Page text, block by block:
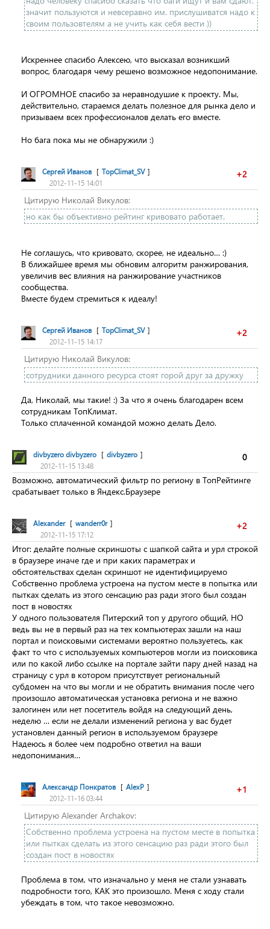
значит пользуются и невсеравно им. прислушиватся надо к
своим пользовтелям а не учить как себя вести ))
Искреннее спасибо Алексею, что высказал возникший
вопрос, благодаря чему решено возможное недопонимание.
И ОГРОМНОЕ спасибо за неравнодушие к проекту. Мы,
действительно, стараемся делать полезное для рынка дело и
призываем всех профессионалов делать его вместе.
Но бага пока мы не обнаружили :)
+2
Сергей Иванов [ TopClimat_SV ]
2012-11-15 14:01
Цитирую Николай Викулов:
но как бы объективно рейтинг кривовато работает.
Не соглашусь, что кривовато, скорее, не идеально… :)
В ближайшее время мы обновим алгоритм ранжирования,
увеличив вес влияния на ранжирование участников
сообщества.
Вместе будем стремиться к идеалу!
+2
Сергей Иванов [ TopClimat_SV ]
2012-11-15 14:17
Цитирую Николай Викулов:
сотрудники данного ресурса стоят горой друг за дружку
Да, Николай, мы такие! :) За что я очень благодарен всем
сотрудникам ТопКлимат.
Только сплаченной командой можно делать Дело.
0
divbyzero divbyzero [ divbyzero ]
2012-11-15 13:48
Возможно, автоматический фильтр по региону в ТопРейтинге
срабатывает только в Яндекс.Браузере
+2
Alexander [ wanderr0r ]
2012-11-15 17:12
Итог: делайте полные скриншоты с шапкой сайта и урл строкой
в браузере иначе где и при каких параметрах и
обстоятельствах сделан скриншот не идентифицируемо
Собственно проблема устроена на пустом месте в попытка или
пытках сделать из этого сенсацию раз ради этого был создан
пост в новостях
У одного пользователя Питерский топ у другого общий, НО
ведь вы не в первый раз на тех компьютерах зашли на наш
портал и поисковыми системами вероятно пользуетесь, как
факт то что с используемых компьютеров могли из поисковика
или по какой либо ссылке на портале зайти пару дней назад на
страницу с урл в котором присутствует региональный
субдомен на что вы могли и не обратить внимания после чего
произошло автоматическая установка региона и не важно
залогинен или нет посетитель войдя на следующий день,
неделю … если не делали изменений региона у вас будет
установлен данный регион в используемом браузере
Надеюсь я более чем подробно ответил на ваши
недопонимания…
+1
Александр Понкратов [ AlexP ]
2012-11-16 03:44
Цитирую Alexander Archakov:
Собственно проблема устроена на пустом месте в попытка
или пытках сделать из этого сенсацию раз ради этого был
создан пост в новостях
Проблема в том, что изначально у меня не стали узнавать
подробности того, КАК это произошло. Меня с ходу стали
убеждать в том, что такое невозможно.